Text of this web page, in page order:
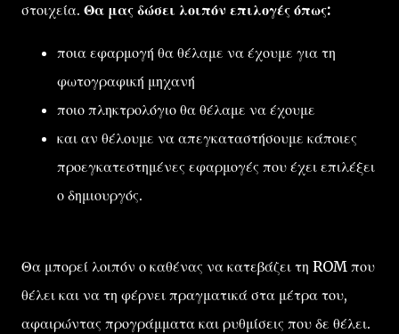
στοιχεία. Θα μας δώσει λοιπόν επιλογές όπως:
ποια εφαρμογή θα θέλαμε να έχουμε για τη
φωτογραφική μηχανή
ποιο πληκτρολόγιο θα θέλαμε να έχουμε
και αν θέλουμε να απεγκαταστήσουμε κάποιες
προεγκατεστημένες εφαρμογές που έχει επιλέξει
ο δημιουργός.
Θα μπορεί λοιπόν ο καθένας να κατεβάζει τη ROM που
θέλει και να τη φέρνει πραγματικά στα μέτρα του,
αφαιρώντας προγράμματα και ρυθμίσεις που δε θέλει.